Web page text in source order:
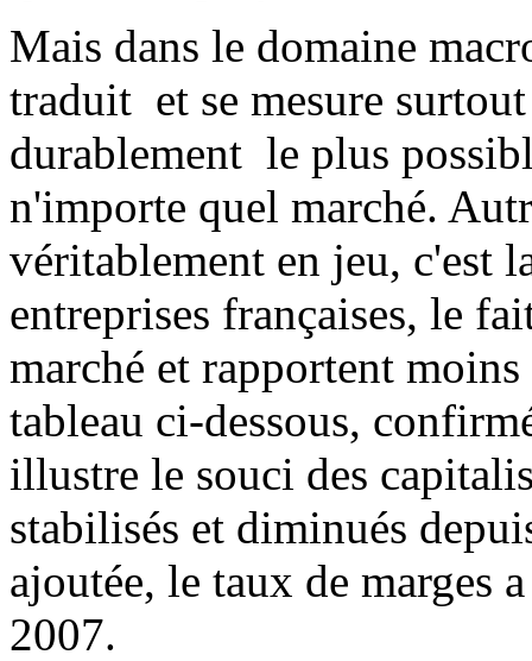
Mais dans le domaine
traduit et se mesure
durablement le plus
n'importe quel marché.
véritablement en jeu, c'est
entreprises françaises, le
marché et rapportent
tableau ci-dessous,
illustre le souci des
stabilisés et diminués
ajoutée, le taux de marges
2007.